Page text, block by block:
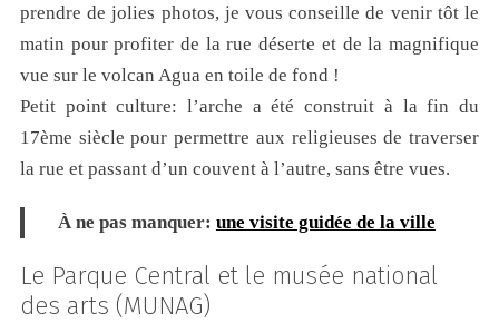
prendre de jolies photos, je vous conseille de venir tôt le
matin pour profiter de la rue déserte et de la magnifique
vue sur le volcan Agua en toile de fond !
Petit point culture: l’arche a été construit à la fin du
17ème siècle pour permettre aux religieuses de traverser
la rue et passant d’un couvent à l’autre, sans être vues.
À ne pas manquer: une visite guidée de la ville
Le Parque Central et le musée national
des arts (MUNAG)